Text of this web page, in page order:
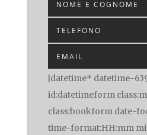
[datetime* datetime-
id:datetimeform
class:bookform date-
time-format:HH:mm